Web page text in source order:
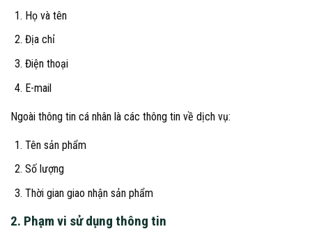
Họ và tên
Địa chỉ
Điện thoại
E-mail
Ngoài thông tin cá nhân là các thông tin về dịch vụ:
Tên sản phẩm
Số lượng
Thời gian giao nhận sản phẩm
2. Phạm vi sử dụng thông tin